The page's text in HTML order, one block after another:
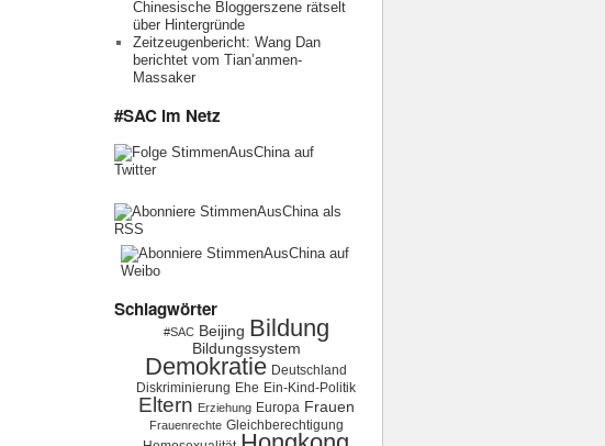
Chinesische Bloggerszene rätselt
über Hintergründe
Zeitzeugenbericht: Wang Dan
berichtet vom Tian’anmen-
Massaker
#SAC im Netz
Schlagwörter
#SAC Beijing Bildung
Bildungssystem
Demokratie Deutschland
Diskriminierung Ehe Ein-Kind-Politik
Eltern Erziehung Europa Frauen
Frauenrechte Gleichberechtigung